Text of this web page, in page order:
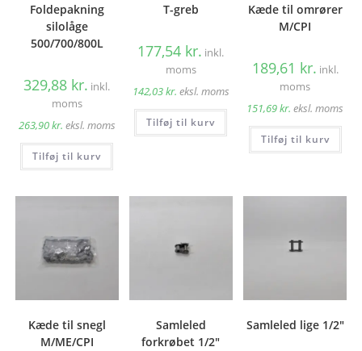
Foldepakning
silolåge
500/700/800L
329,88 kr. inkl.
moms
263,90kr. eksl. moms
Tilføj til kurv
T-greb
177,54 kr. inkl.
moms
142,03kr. eksl. moms
Tilføj til kurv
Kæde til omrører
M/CPI
189,61 kr. inkl.
moms
151,69kr. eksl. moms
Tilføj til kurv
Kæde til snegl
M/ME/CPI
Samleled
forkrøbet 1/2″
Samleled lige 1/2″